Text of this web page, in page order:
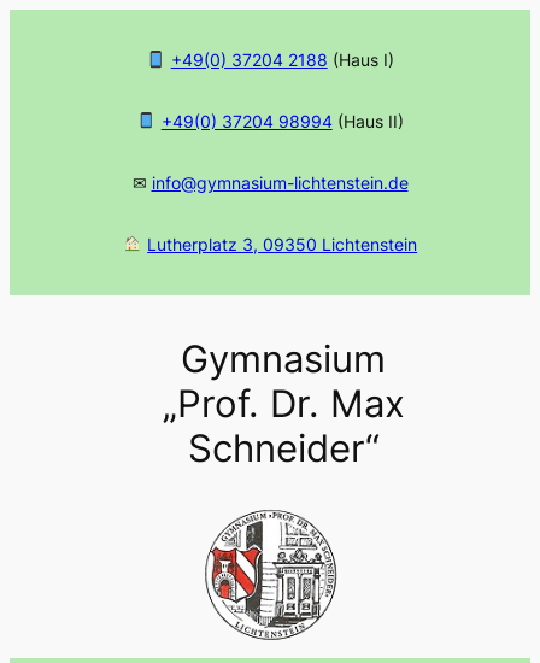
+49(0) 37204 2188 (Haus I)
+49(0) 37204 98994(Haus II)
✉ info@gymnasium-lichtenstein.de
Lutherplatz 3, 09350 Lichtenstein
Gymnasium
„Prof. Dr. Max
Schneider“